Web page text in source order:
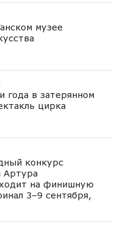
музее
года в затерянном
цирка
конкурс
Артура
на финишную
3–9 сентября,